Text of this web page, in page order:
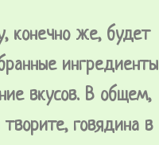
конечно же, будет
ингредиенты
вкусов. В общем,
говядина в